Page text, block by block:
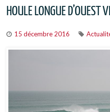
HOULE LONGUE D’OUEST
15 décembre 2016